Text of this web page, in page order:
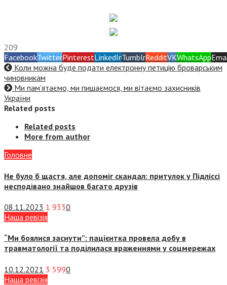
209
FacebookTwitterPinterestLinkedInTumblrRedditVKWhatsApp
Коли можна буде подати електронну петицію броварським
чиновникам
Ми пам’ятаємо, ми пишаємося, ми вітаємо захисників
України
Related posts
Related posts
More from author
Головне
Не було б щастя, але допоміг скандал: притулок у Підліссі
несподівано знайшов багато друзів
08.11.2023 1 9330
Наша ревізія
“Ми боялися заснути”: пацієнтка провела добу в
травматології та поділилася враженнями у соцмережах
10.12.2021 3 5990
Наша ревізія